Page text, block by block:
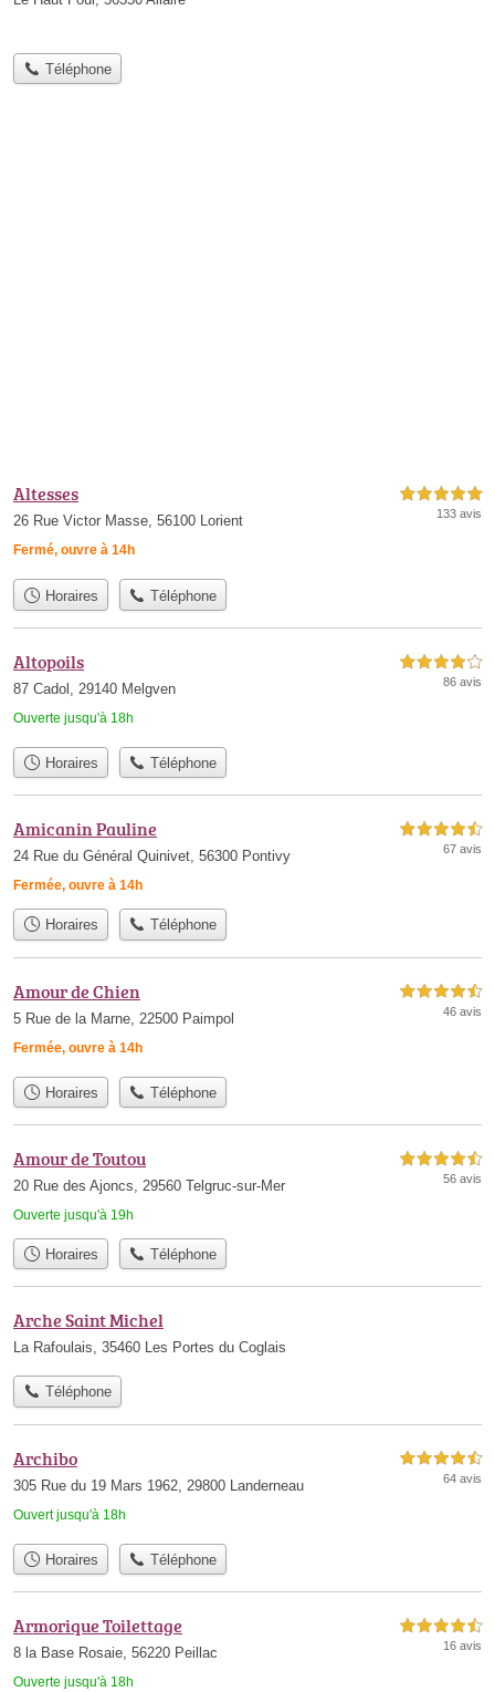
Téléphone
Altesses
26 Rue Victor Masse, 56100 Lorient
Fermé, ouvre à 14h
5,0 étoiles sur 5
133 avis
Horaires Téléphone
Altopoils
87 Cadol, 29140 Melgven
Ouverte jusqu'à 18h
4,0 étoiles sur 5
86 avis
Horaires Téléphone
Amicanin Pauline
24 Rue du Général Quinivet, 56300 Pontivy
Fermée, ouvre à 14h
4,5 étoiles sur 5
67 avis
Horaires Téléphone
Amour de Chien
5 Rue de la Marne, 22500 Paimpol
Fermée, ouvre à 14h
4,5 étoiles sur 5
46 avis
Horaires Téléphone
Amour de Toutou
20 Rue des Ajoncs, 29560 Telgruc-sur-Mer
Ouverte jusqu'à 19h
4,5 étoiles sur 5
56 avis
Horaires Téléphone
Arche Saint Michel
La Rafoulais, 35460 Les Portes du Coglais
Téléphone
Archibo
305 Rue du 19 Mars 1962, 29800 Landerneau
Ouvert jusqu'à 18h
4,5 étoiles sur 5
64 avis
Horaires Téléphone
Armorique Toilettage
8 la Base Rosaie, 56220 Peillac
Ouverte jusqu'à 18h
4,5 étoiles sur 5
16 avis